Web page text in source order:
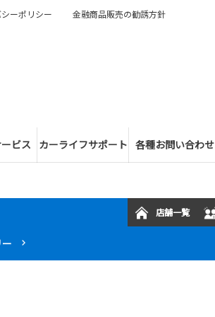
ビス カーライフサポート 各種お問い合わせ
ーポリシー
金融商品販売の勧誘方針
店舗一覧